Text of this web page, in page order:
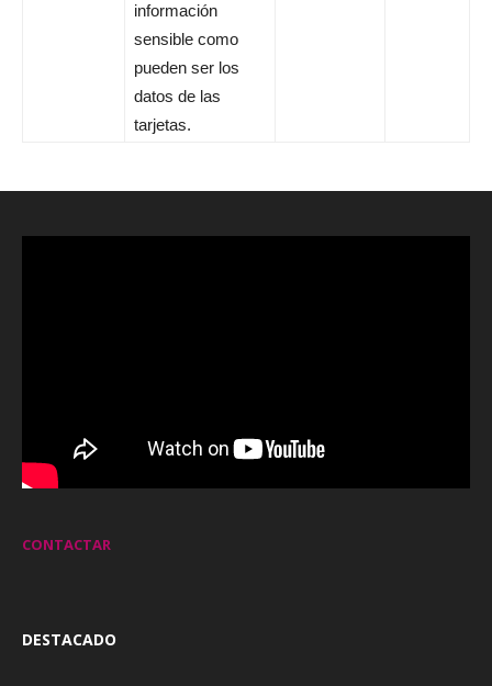
información
sensible como
pueden ser los
datos de las
tarjetas.
CONTACTAR
DESTACADO